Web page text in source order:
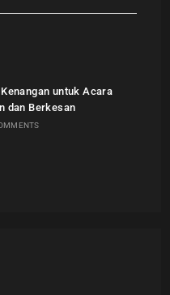
untuk Acara
dan Berkesan